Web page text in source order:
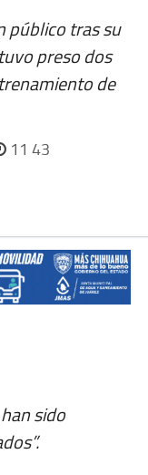
público tras su
preso dos
de
11 43
sido